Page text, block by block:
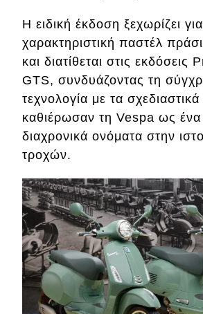
Η ειδική έκδοση ξεχωρίζει
χαρακτηριστική παστέλ
και διατίθεται στις εκδόσεις
GTS, συνδυάζοντας τη
τεχνολογία με τα
καθιέρωσαν τη Vespa ως
διαχρονικά ονόματα στην
τροχών.